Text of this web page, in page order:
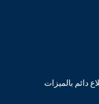
دائم بالميزات